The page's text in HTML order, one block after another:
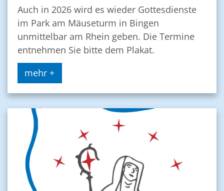
Auch in 2026 wird es wieder Gottesdienste
im Park am Mäuseturm in Bingen
unmittelbar am Rhein geben. Die Termine
entnehmen Sie bitte dem Plakat.
mehr +